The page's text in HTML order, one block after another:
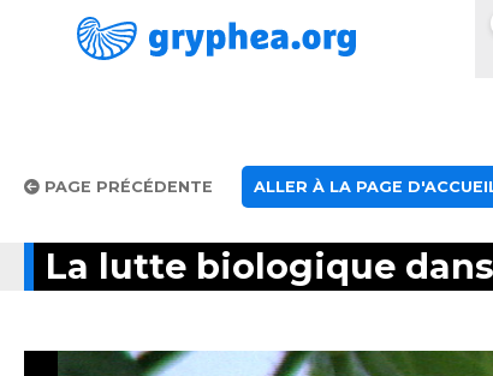
PAGE PRÉCÉDENTE ALLER À LA PAGE
La lutte biologique